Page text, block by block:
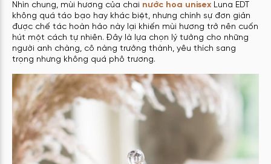
Nhìn chung, mùi hương của chai nước hoa unisex Luna EDT
không quá táo bạo hay khác biệt, nhưng chính sự đơn giản
được chế tác hoàn hảo này lại khiến mùi hương trở nên cuốn
hút một cách tự nhiên. Đây là lựa chọn lý tưởng cho những
người anh chàng, cô nàng trưởng thành, yêu thích sang
trọng nhưng không quá phô trương.